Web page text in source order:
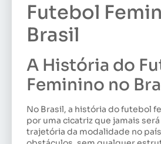
Futebol
Brasil
A História do
Feminino no
No Brasil, a história do futebol
por uma cicatriz que jamais
trajetória da modalidade no